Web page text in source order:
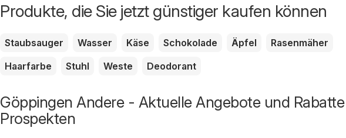
Produkte, die Sie jetzt günstiger kaufen können
Staubsauger Wasser Käse Schokolade Äpfel
Rasenmäher
Haarfarbe
Stuhl Weste Deodorant
Göppingen Andere - Aktuelle Angebote und
Prospekten